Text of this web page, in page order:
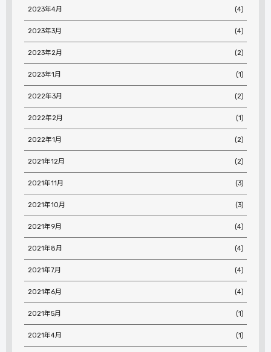
2023年4月 (4)
2023年3月 (4)
2023年2月 (2)
2023年1月 (1)
2022年3月 (2)
2022年2月 (1)
2022年1月 (2)
2021年12月 (2)
2021年11月 (3)
2021年10月 (3)
2021年9月 (4)
2021年8月 (4)
2021年7月 (4)
2021年6月 (4)
2021年5月 (1)
2021年4月 (1)